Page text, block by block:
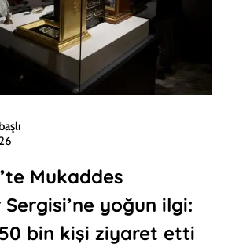
Mukaddes
yoğun ilgi:
bin kişi ziyaret etti